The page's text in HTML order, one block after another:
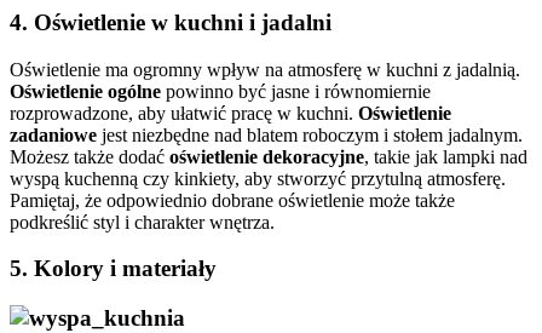
4. Oświetlenie w kuchni i jadalni
Oświetlenie ma ogromny wpływ na atmosferę w kuchni z jadalnią.
Oświetlenie ogólne powinno być jasne i równomiernie
rozprowadzone, aby ułatwić pracę w kuchni. Oświetlenie
zadaniowe jest niezbędne nad blatem roboczym i stołem jadalnym.
Możesz także dodać oświetlenie dekoracyjne, takie jak lampki nad
wyspą kuchenną czy kinkiety, aby stworzyć przytulną atmosferę.
Pamiętaj, że odpowiednio dobrane oświetlenie może także
podkreślić styl i charakter wnętrza.
5. Kolory i materiały